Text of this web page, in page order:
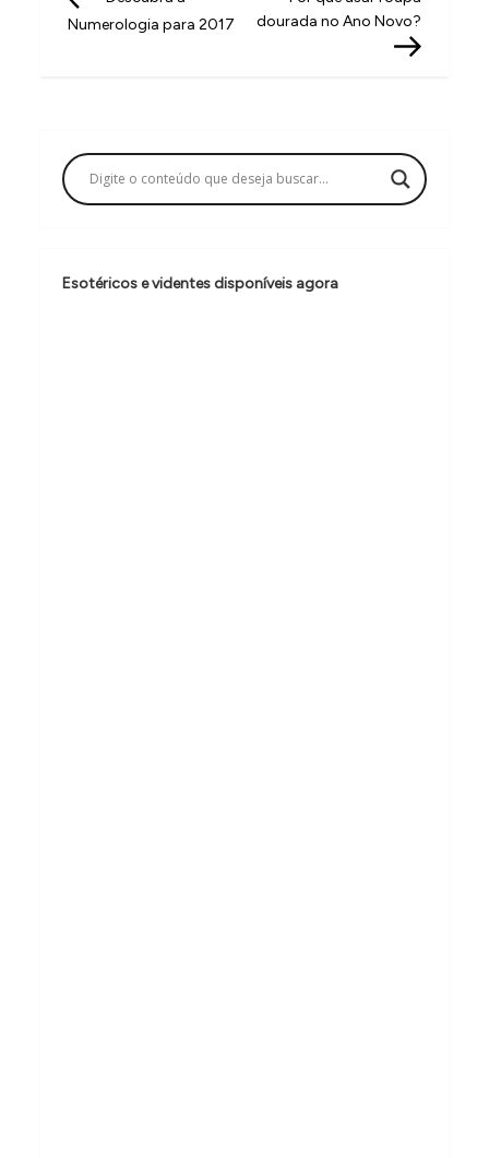
a
a
ç
o
d
Numerologia para 2017
dourada no Ano Novo?
Esotéricos e videntes disponíveis agora